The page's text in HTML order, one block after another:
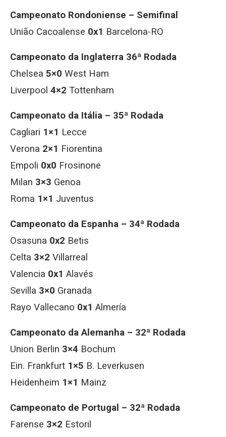
Campeonato Rondoniense – Semifinal
União Cacoalense 0x1 Barcelona-RO
Campeonato da Inglaterra 36ª Rodada
Chelsea 5×0 West Ham
Liverpool 4×2 Tottenham
Campeonato da Itália – 35ª Rodada
Cagliari 1×1 Lecce
Verona 2×1 Fiorentina
Empoli 0x0 Frosinone
Milan 3×3 Genoa
Roma 1×1 Juventus
Campeonato da Espanha – 34ª Rodada
Osasuna 0x2 Betis
Celta 3×2 Villarreal
Valencia 0x1 Alavés
Sevilla 3×0 Granada
Rayo Vallecano 0x1 Almería
Campeonato da Alemanha – 32ª Rodada
Union Berlin 3×4 Bochum
Ein. Frankfurt 1×5 B. Leverkusen
Heidenheim 1×1 Mainz
Campeonato de Portugal – 32ª Rodada
Farense 3×2 Estoril